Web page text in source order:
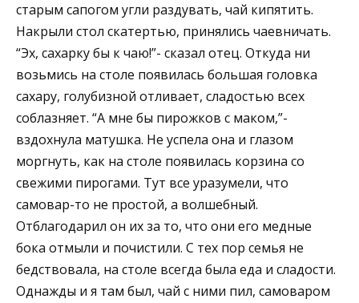
старым сапогом угли раздувать, чай кипятить.
Накрыли стол скатертью, принялись чаевничать.
“Эх, сахарку бы к чаю!”- сказал отец. Откуда ни
возьмись на столе появилась большая головка
сахару, голубизной отливает, сладостью всех
соблазняет. “А мне бы пирожков с маком,”-
вздохнула матушка. Не успела она и глазом
моргнуть, как на столе появилась корзина со
свежими пирогами. Тут все уразумели, что
самовар-то не простой, а волшебный.
Отблагодарил он их за то, что они его медные
бока отмыли и почистили. С тех пор семья не
бедствовала, на столе всегда была еда и сладости.
Однажды и я там был, чай с ними пил, самоваром